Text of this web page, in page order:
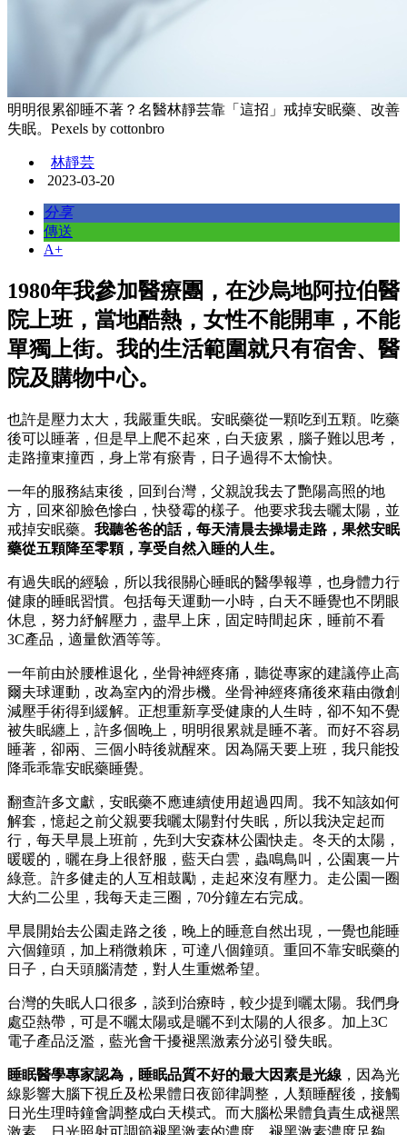
明明很累卻睡不著？名醫林靜芸靠「這招」戒掉安眠藥、改善
失眠。Pexels by cottonbro
林靜芸
2023-03-20
分享
傳送
A+
1980年我參加醫療團，在沙烏地阿拉伯醫
院上班，當地酷熱，女性不能開車，不能
單獨上街。我的生活範圍就只有宿舍、醫
院及購物中心。
也許是壓力太大，我嚴重失眠。安眠藥從一顆吃到五顆。吃藥
後可以睡著，但是早上爬不起來，白天疲累，腦子難以思考，
走路撞東撞西，身上常有瘀青，日子過得不太愉快。
一年的服務結束後，回到台灣，父親說我去了艷陽高照的地
方，回來卻臉色慘白，快發霉的樣子。他要求我去曬太陽，並
戒掉安眠藥。 我聽爸爸的話，每天清晨去操場走路，果然安眠
藥從五顆降至零顆，享受自然入睡的人生。
有過失眠的經驗，所以我很關心睡眠的醫學報導，也身體力行
健康的睡眠習慣。包括每天運動一小時，白天不睡覺也不閉眼
休息，努力紓解壓力，盡早上床，固定時間起床，睡前不看
3C產品，適量飲酒等等。
一年前由於腰椎退化，坐骨神經疼痛，聽從專家的建議停止高
爾夫球運動，改為室內的滑步機。坐骨神經疼痛後來藉由微創
減壓手術得到緩解。正想重新享受健康的人生時，卻不知不覺
被失眠纏上，許多個晚上，明明很累就是睡不著。而好不容易
睡著，卻兩、三個小時後就醒來。因為隔天要上班，我只能投
降乖乖靠安眠藥睡覺。
翻查許多文獻，安眠藥不應連續使用超過四周。我不知該如何
解套，憶起之前父親要我曬太陽對付失眠，所以我決定起而
行，每天早晨上班前，先到大安森林公園快走。冬天的太陽，
暖暖的，曬在身上很舒服，藍天白雲，蟲鳴鳥叫，公園裏一片
綠意。許多健走的人互相鼓勵，走起來沒有壓力。走公園一圈
大約二公里，我每天走三圈，70分鐘左右完成。
早晨開始去公園走路之後，晚上的睡意自然出現，一覺也能睡
六個鐘頭，加上稍微賴床，可達八個鐘頭。重回不靠安眠藥的
日子，白天頭腦清楚，對人生重燃希望。
台灣的失眠人口很多，談到治療時，較少提到曬太陽。我們身
處亞熱帶，可是不曬太陽或是曬不到太陽的人很多。加上3C
電子產品泛濫，藍光會干擾褪黑激素分泌引發失眠。
睡眠醫學專家認為，睡眠品質不好的最大因素是光線 ，因為光
線影響大腦下視丘及松果體日夜節律調整，人類睡醒後，接觸
日光生理時鐘會調整成白天模式。而大腦松果體負責生成褪黑
激素，日光照射可調節褪黑激素的濃度，褪黑激素濃度足夠，